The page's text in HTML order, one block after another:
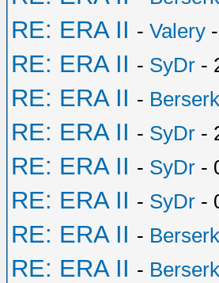
RE: ERA II - Valery
RE: ERA II - SyDr -
RE: ERA II -
RE: ERA II - SyDr -
RE: ERA II - SyDr -
RE: ERA II - SyDr -
RE: ERA II -
RE: ERA II -